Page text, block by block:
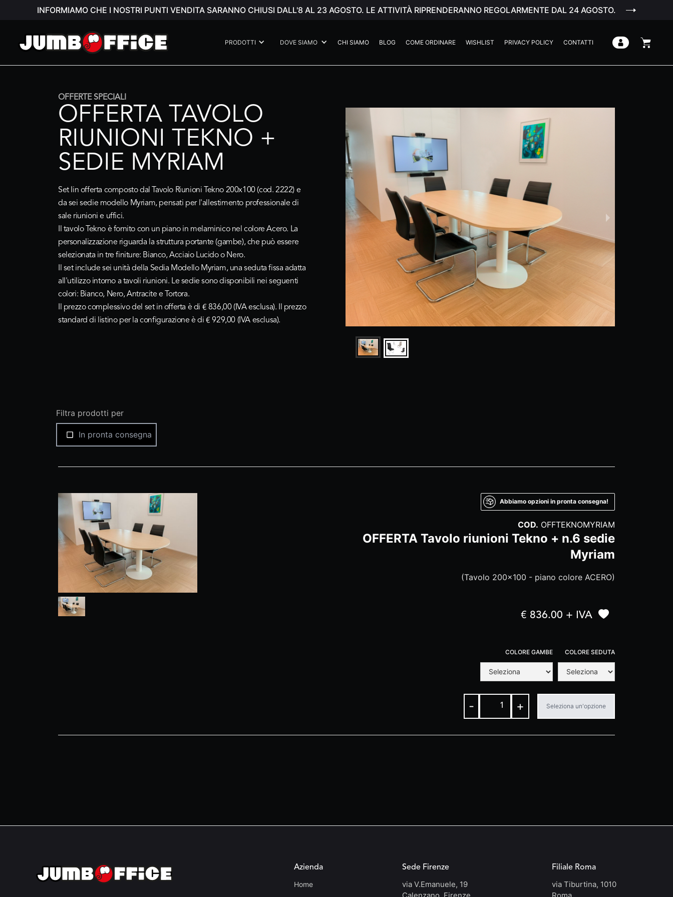
INFORMIAMO CHE I NOSTRI PUNTI VENDITA SARANNO CHIUSI DALL'8 AL 23 AGOSTO. LE ATTIVITÀ RIPRENDERANNO REGOLARMENTE DAL 24 AGOSTO.
PRODOTTI DOVE SIAMO CHI SIAMO BLOG COME ORDINARE WISHLIST PRIVACY POLICY CONTATTI
OFFERTE SPECIALI
OFFERTA TAVOLO
RIUNIONI TEKNO +
SEDIE MYRIAM
Set Iin offerta composto dal Tavolo Riunioni Tekno 200x100 (cod. 2222) e
da sei sedie modello Myriam, pensati per l'allestimento professionale di
sale riunioni e uffici.
Il tavolo Tekno è fornito con un piano in melaminico nel coloreAcero. La
personalizzazione riguarda la struttura portante (gambe), che può essere
selezionata in tre finiture: Bianco,Acciaio Lucidoo Nero.
Il set include sei unità della Sedia Modello Myriam, una seduta fissa adatta
all'utilizzo intorno a tavoli riunioni. Le sedie sono disponibili nei seguenti
colori: Bianco, Nero,Antracitee Tortora.
Il prezzo complessivo del set in offerta è di € 836,00(IVA esclusa). Il prezzo
standard di listino per la configurazione è di € 929,00 (IVA esclusa).
Filtra prodotti per
In pronta consegna
Abbiamo opzioni in pronta consegna!
COD. OFFTEKNOMYRIAM
OFFERTA Tavolo riunioni Tekno + n.6 sedie
Myriam
(Tavolo 200x100 - piano colore ACERO)
€ 836.00 + IVA
COLORE GAMBE COLORE SEDUTA
- + Seleziona un'opzione
Azienda
Home
Sede Firenze
via V.Emanuele, 19
Calenzano, Firenze
Filiale Roma
via Tiburtina, 1010
Roma